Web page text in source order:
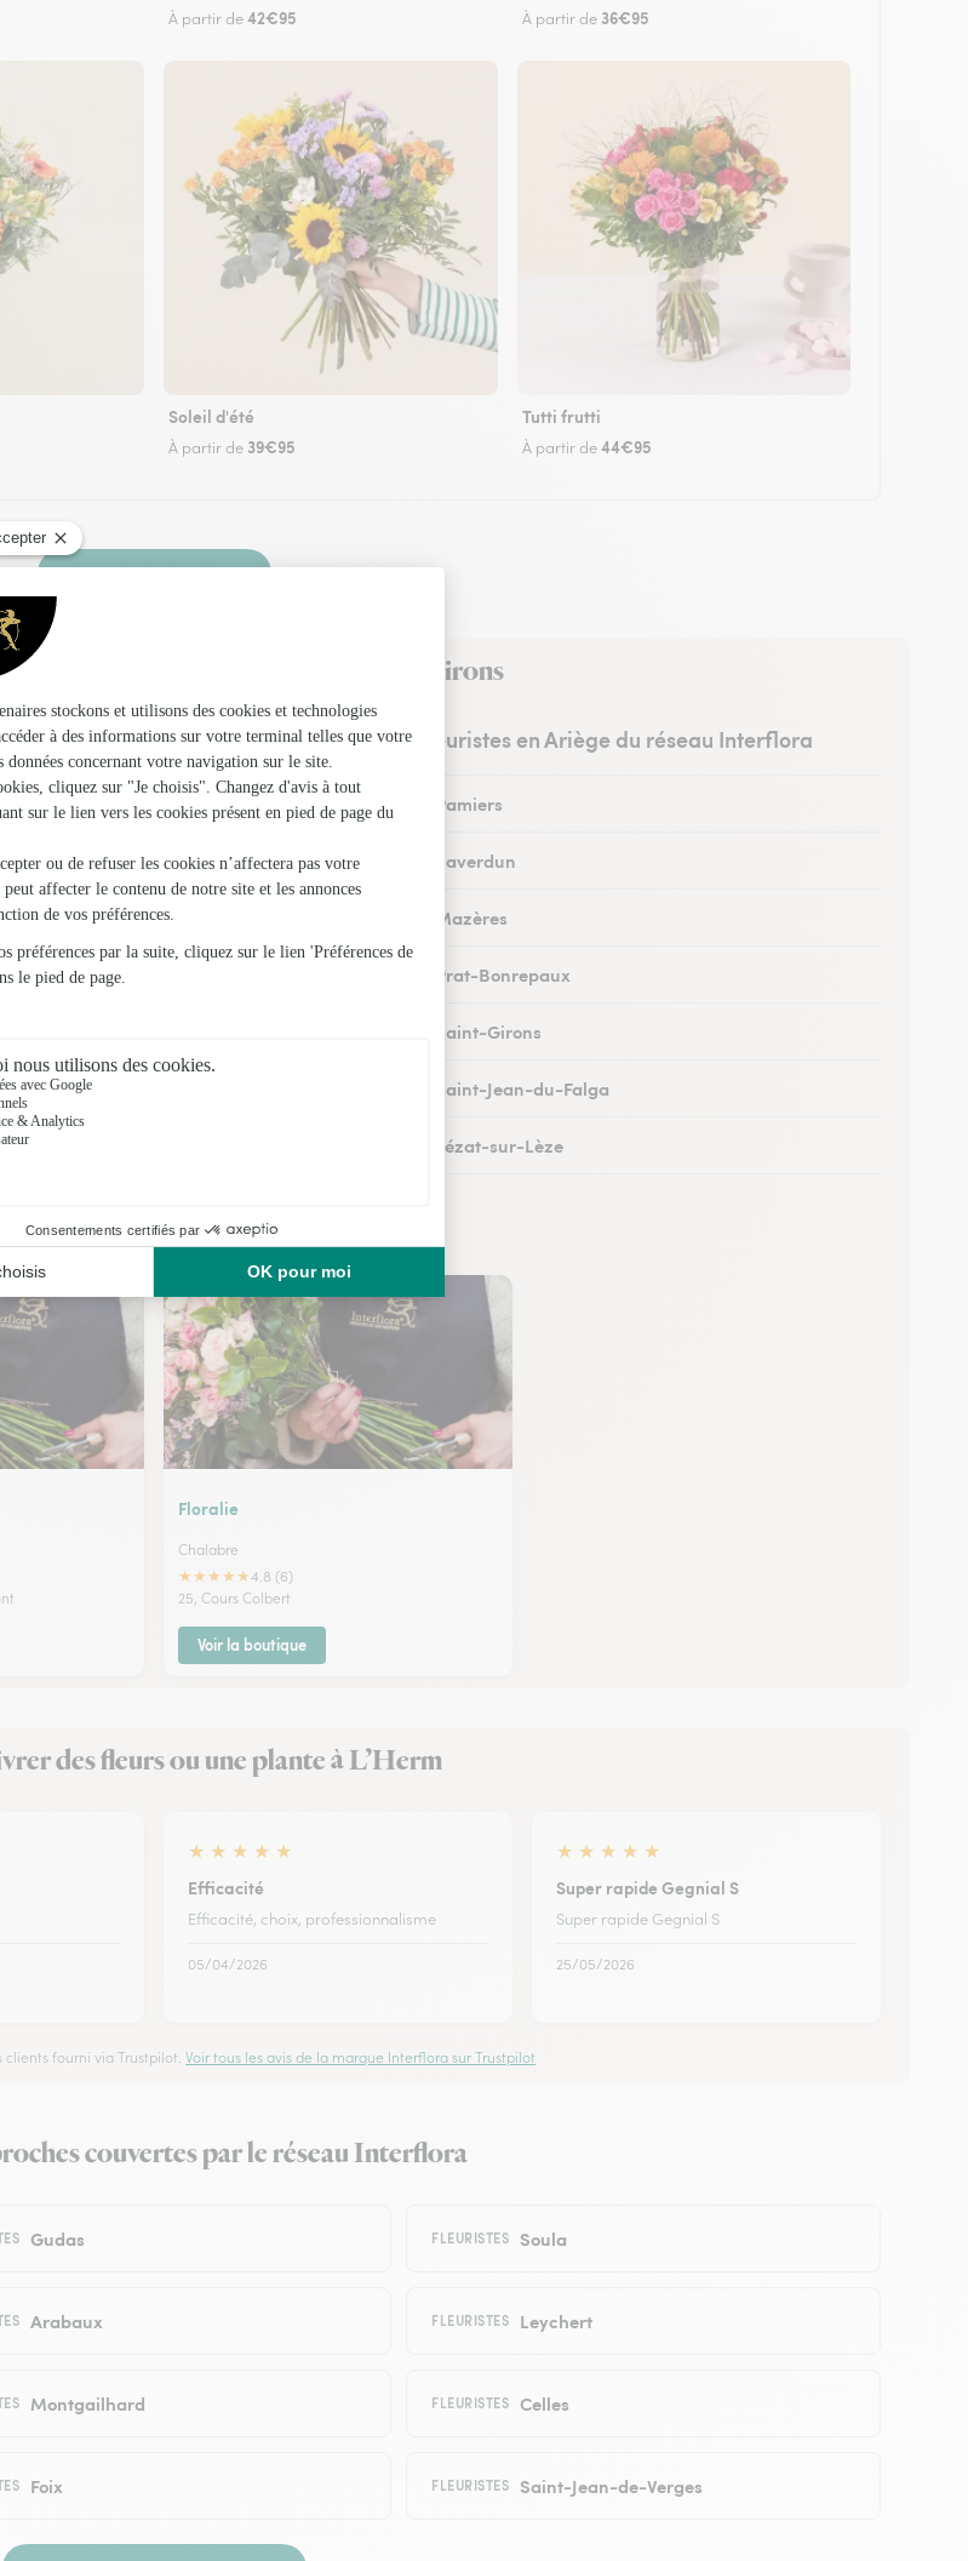
À partir de42€95 À partir de 36€95
Soleil d'été
À partir de 39€95
Tutti frutti
À partir de44€95
Faire livrer des fleurs
Interflora à L’Herm et dans ses environs
Les fleuristes en Ariège du réseau Interflora
Fleuristes à Pamiers
Fleuristes à Saverdun
Fleuristes à Mazères
Fleuristes à Prat-Bonrepaux
Fleuristes à Saint-Girons
Fleuristes à Saint-Jean-du-Falga
Fleuristes à Lézat-sur-Lèze
Nos fleuristes à L’Herm
Floralie
Chalabre
★★★★★4.8 (6)
25, Cours Colbert
Voir la boutique
des fleurs ou une plante à L’Herm
★ ★ ★ ★ ★
Efficacité
Efficacité, choix, professionnalisme
05/04/2026
★ ★ ★ ★ ★
Super rapide Gegnial S
Super rapide Gegnial S
25/05/2026
clients fourni via Trustpilot.Voir tous les avis de la marque Interflora sur Trustpilot
couvertes par le réseau Interflora
Gudas FLEURISTES Soula
Arabaux FLEURISTES Leychert
Montgailhard FLEURISTES Celles
Foix FLEURISTES Saint-Jean-de-Verges